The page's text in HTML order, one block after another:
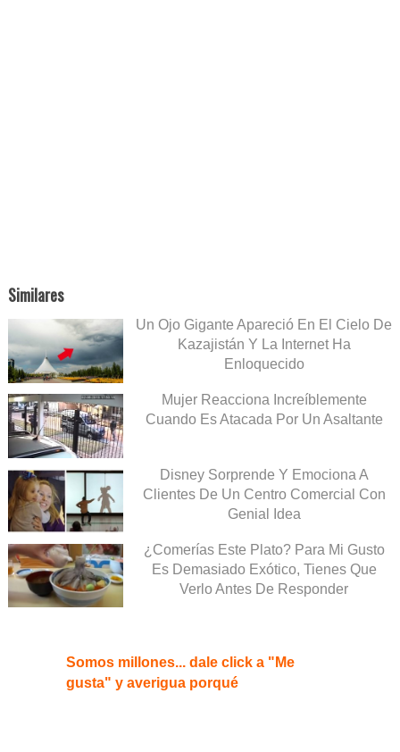
Similares
Un Ojo Gigante Apareció En El Cielo De
Kazajistán Y La Internet Ha
Enloquecido
Mujer Reacciona Increíblemente
Cuando Es Atacada Por Un Asaltante
Disney Sorprende Y Emociona A
Clientes De Un Centro Comercial Con
Genial Idea
¿Comerías Este Plato? Para Mi Gusto
Es Demasiado Exótico, Tienes Que
Verlo Antes De Responder
Somos millones... dale click a "Me
gusta" y averigua porqué